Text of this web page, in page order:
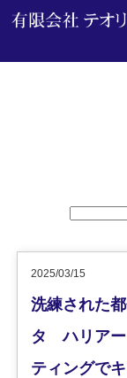
2025/03/15
洗練された
タ ハリアー
ティングで